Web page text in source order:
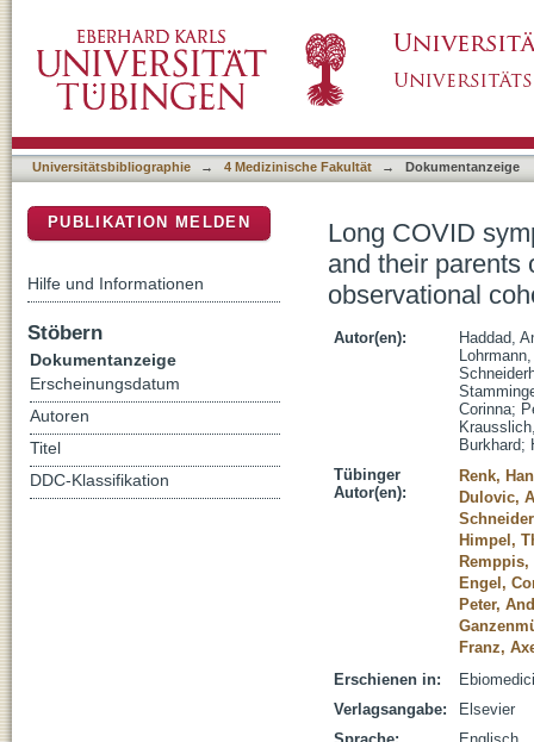
after SARS-CoV-2 infection: A prospective
Universitätsbibliographie → 4 Medizinische Fakultät → Dokumentanzeige
Long COVID
and their parents
observational
Autor(en):
Haddad,
Corinna;
Burkhard;
Tübinger
Autor(en):
Renk,
Dulovic,
Himpel,
Engel,
Peter,
Franz,
Erschienen in:
Verlagsangabe:
Elsevier
PUBLIKATION MELDEN
Hilfe und Informationen
Stöbern
Dokumentanzeige
Erscheinungsdatum
Autoren
Titel
DDC-Klassifikation